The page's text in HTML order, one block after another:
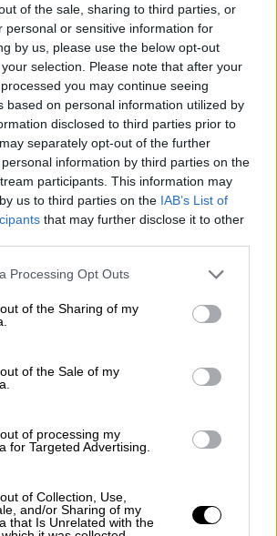
of the sale, sharing to third parties, or
personal or sensitive information for
by us, please use the below opt-out
selection. Please note that after your
you may continue seeing
based on personal information utilized by
disclosed to third parties prior to
separately opt-out of the further
information by third parties on the
participants. This information may
us to third parties on the IAB’s List of
that may further disclose it to other
website/app uses one or more Google
visit or usage behaviour. You may click to
to Google and its third-party tags to
specified purposes in below Google
Processing Opt Outs
of the Sharing of my
of the Sale of my
of processing my
for Targeted Advertising.
of Collection, Use,
and/or Sharing of my
that Is Unrelated with the
συμμετοχή στο
«Κάλυψη» 46 δήμοι από όλη
οποίους
οι δήμοι Αθηναίων και
συμβάσεις με
(Νεάπολης Συκεών,
Χαλκιδέων και Τρίπολης).
συμβάσεις έχουν σταλεί
Συνέδριο για
έλεγχο και 10 βρίσκονται
υπογραφής. Το αμέσως
και αφού ληφθούν οι
από τα δημοτικά συμβούλια,
οι συμβάσεις με τους
δήμους, που έχουν δηλώσει
συμμετοχής.
ακινήτων και υπάρχουν 685
διαμερίσματα που
στα προγράμματα ΕΣΤΙΑ
ΙΙ.